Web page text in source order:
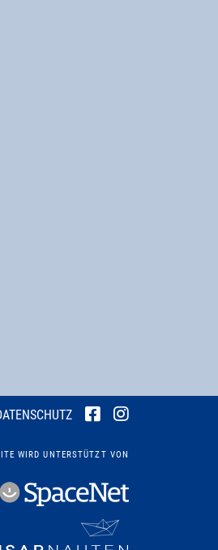
WIRD UNTERSTÜTZT VON